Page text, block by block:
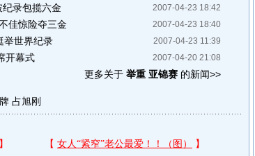
2007-04-23 18:42
录包揽六金
2007-04-23 18:40
佳惊险夺三金
2007-04-23 11:39
举世界纪录
2007-04-20 21:08
开幕式
更多关于 举重 亚锦赛的新闻>>
占旭刚